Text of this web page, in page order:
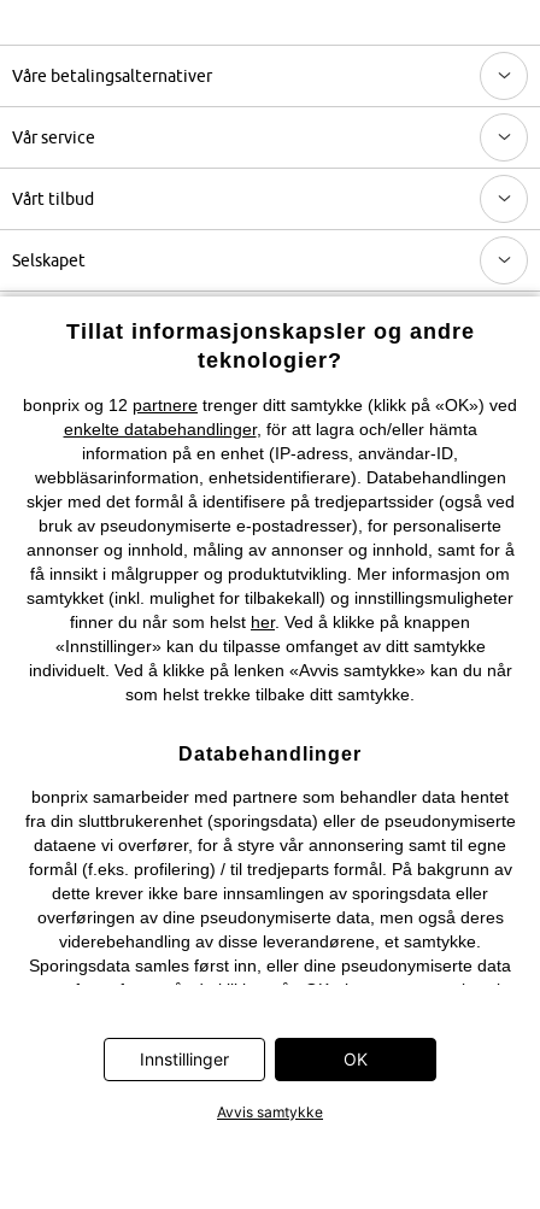
Våre betalingsalternativer
Vår service
Vårt tilbud
Selskapet
Topkategorier / Sesongvarer
Du kan også finne oss på
Kjøpsvilkår Personopplysninger Cookie-innstillinger
Om Oss Angre kjøp
©2026 bonprix.
Tillat informasjonskapsler og andre
teknologier?
bonprix og 12 partnere trenger ditt samtykke (klikk på «OK») ved
enkelte databehandlinger, för att lagra och/eller hämta
information på en enhet (IP-adress, användar-ID,
webbläsarinformation, enhetsidentifierare). Databehandlingen
skjer med det formål å identifisere på tredjepartssider (også ved
bruk av pseudonymiserte e-postadresser), for personaliserte
annonser og innhold, måling av annonser og innhold, samt for å
få innsikt i målgrupper og produktutvikling. Mer informasjon om
samtykket (inkl. mulighet for tilbakekall) og innstillingsmuligheter
finner du når som helst her. Ved å klikke på knappen
«Innstillinger» kan du tilpasse omfanget av ditt samtykke
individuelt. Ved å klikke på lenken «Avvis samtykke» kan du når
som helst trekke tilbake ditt samtykke.
Databehandlinger
bonprix samarbeider med partnere som behandler data hentet
fra din sluttbrukerenhet (sporingsdata) eller de pseudonymiserte
dataene vi overfører, for å styre vår annonsering samt til egne
formål (f.eks. profilering) / til tredjeparts formål. På bakgrunn av
dette krever ikke bare innsamlingen av sporingsdata eller
overføringen av dine pseudonymiserte data, men også deres
viderebehandling av disse leverandørene, et samtykke.
Sporingsdata samles først inn, eller dine pseudonymiserte data
overføres først, når du klikker på «OK»-knappen som vises i
Adjust GmbH, Criteo SA, Flowbox AB, Google Ireland Ltd, Hurra
Communications GmbH, ID5 Technology Ltd, Meta Platforms
Ireland Ltd, Microsoft Ireland Operations Ltd, Pinterest Europe
Ltd, RTB-House GmbH, Snap Group Ltd, TikTok Information
Innstillinger OK
Avvis samtykke